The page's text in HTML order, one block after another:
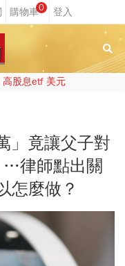
0
高股息etf 美元
」竟讓父子對
…律師點出關
怎麼做？